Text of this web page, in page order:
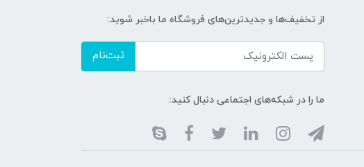
از تخفیف‌ها و جدیدترین‌های فروشگاه ما باخبر شوید:
ثبت‌نام
ما را در شبکه‌های اجتماعی دنبال کنید: